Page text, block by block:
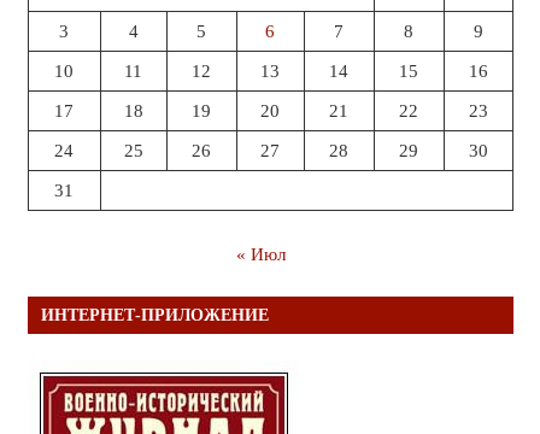
3 4 5 6 7 8 9
10 11 12 13 14 15 16
17 18 19 20 21 22 23
24 25 26 27 28 29 30
31
« Июл
ИНТЕРНЕТ-ПРИЛОЖЕНИЕ